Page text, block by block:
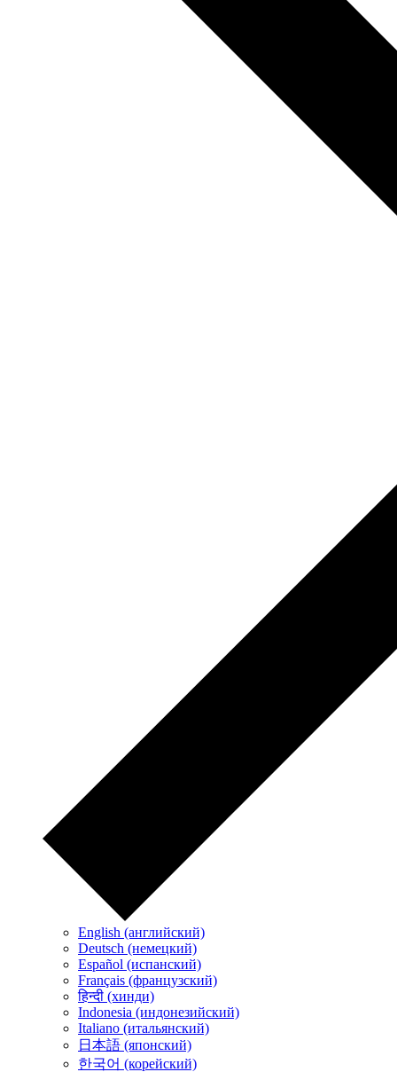
English (английский)
Deutsch (немецкий)
Español (испанский)
Français (французский)
हिन्दी (хинди)
Indonesia (индонезийский)
Italiano (итальянский)
日本語 (японский)
한국어 (корейский)